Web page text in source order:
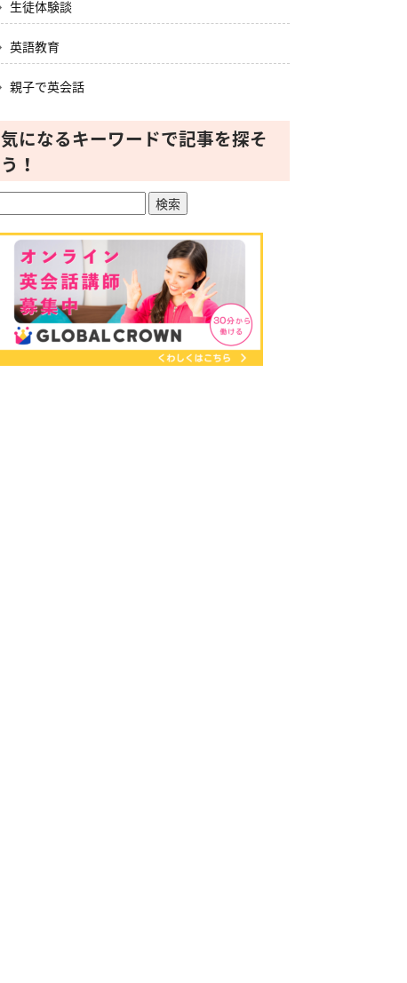
生徒体験談
英語教育
親子で英会話
気になるキーワードで記事を探そ
う！